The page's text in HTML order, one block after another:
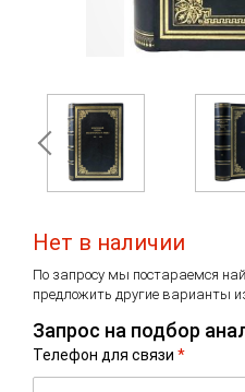
Нет в наличии
По запросу мы постараемся
предложить другие варианты
Запрос на подбор
Телефон для связи *